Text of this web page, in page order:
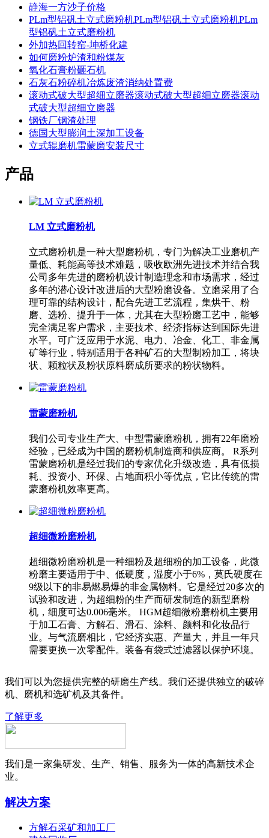
静海一方沙子价格
PLm型铝矾土立式磨粉机PLm型铝矾土立式磨粉机PLm
型铝矾土立式磨粉机
外加热回转窑-坤桥化建
如何磨粉炉渣和粉煤灰
氧化石膏粉砸石机
石灰石粉碎机冶炼废渣消纳处置费
滚动式破大型超细立磨器滚动式破大型超细立磨器滚动
式破大型超细立磨器
钢铁厂钢渣处理
德国大型膨润土深加工设备
立式辊磨机雷蒙磨安装尺寸
产品
LM 立式磨粉机
立式磨粉机是一种大型磨粉机，专门为解决工业磨机产
量低、耗能高等技术难题，吸收欧洲先进技术并结合我
公司多年先进的磨粉机设计制造理念和市场需求，经过
多年的潜心设计改进后的大型粉磨设备。立磨采用了合
理可靠的结构设计，配合先进工艺流程，集烘干、粉
磨、选粉、提升于一体，尤其在大型粉磨工艺中，能够
完全满足客户需求，主要技术、经济指标达到国际先进
水平。可广泛应用于水泥、电力、冶金、化工、非金属
矿等行业，特别适用于各种矿石的大型制粉加工，将块
状、颗粒状及粉状原料磨成所要求的粉状物料。
雷蒙磨粉机
我们公司专业生产大、中型雷蒙磨粉机，拥有22年磨粉
经验，已经成为中国的磨粉机制造商和供应商。 R系列
雷蒙磨粉机是经过我们的专家优化升级改造，具有低损
耗、投资小、环保、占地面积小等优点，它比传统的雷
蒙磨粉机效率更高。
超细微粉磨粉机
超细微粉磨粉机是一种细粉及超细粉的加工设备，此微
粉磨主要适用于中、低硬度，湿度小于6%，莫氏硬度在
9级以下的非易燃易爆的非金属物料。它是经过20多次的
试验和改进，为超细粉的生产而研发制造的新型磨粉
机，细度可达0.006毫米。 HGM超细微粉磨粉机主要用
于加工石膏、方解石、滑石、涂料、颜料和化妆品行
业。与气流磨相比，它经济实惠、产量大，并且一年只
需要更换一次零配件。装备有袋式过滤器以保护环境。
我们可以为您提供完整的研磨生产线。我们还提供独立的破碎
机、磨机和选矿机及其备件。
了解更多
我们是一家集研发、生产、销售、服务为一体的高新技术企
业。
解决方案
方解石采矿和加工厂